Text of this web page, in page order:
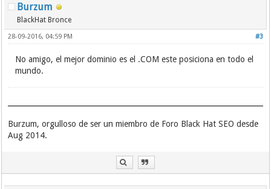
Burzum
BlackHat Bronce
#3
28-09-2016, 04:59 PM
No amigo, el mejor dominio es el .COM este posiciona en todo el
mundo.
Burzum, orgulloso de ser un miembro de Foro Black Hat SEO desde
Aug 2014.